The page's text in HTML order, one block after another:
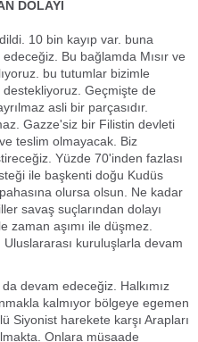
DOLAYI
10 bin kayıp var. buna
Bu bağlamda Mısır ve
bu tutumlar bizimle
Geçmişte de
asli bir parçasıdır.
Gazze'siz bir Filistin devleti
teslim olmayacak. Biz
Yüzde 70'inden fazlası
ile başkenti doğu Kudüs
olursa olsun. Ne kadar
savaş suçlarından dolayı
zaman aşımı ile düşmez.
kuruluşlarla devam
devam edeceğiz. Halkımız
kalmıyor bölgeye egemen
Siyonist harekete karşı Arapları
Onlara müsaade